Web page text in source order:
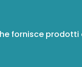
fornisce